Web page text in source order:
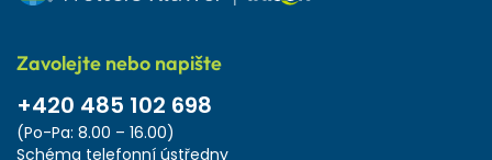
Zavolejte nebo napište
+420 485 102 698
(Po-Pa: 8.00 – 16.00)
Schéma telefonní ústředny